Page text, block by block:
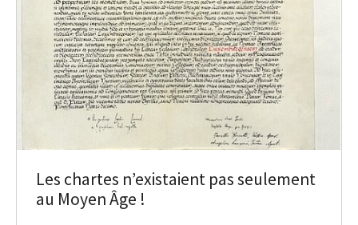
Les chartes n’existaient pas seulement
au Moyen Âge !